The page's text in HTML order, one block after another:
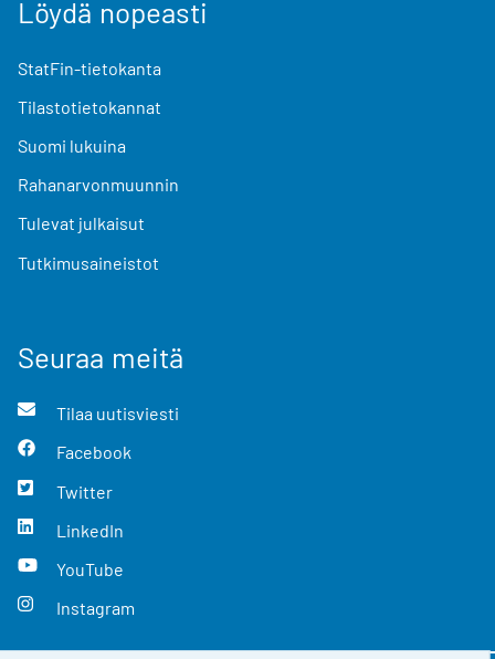
Löydä nopeasti
StatFin-tietokanta
Tilastotietokannat
Suomi lukuina
Rahanarvonmuunnin
Tulevat julkaisut
Tutkimusaineistot
Seuraa meitä
Tilaa uutisviesti
Facebook
Twitter
LinkedIn
YouTube
Instagram